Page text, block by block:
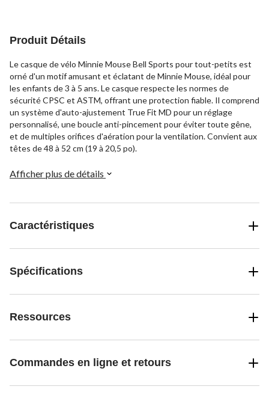
Produit Détails
Le casque de vélo Minnie Mouse Bell Sports pour tout-petits est
orné d'un motif amusant et éclatant de Minnie Mouse, idéal pour
les enfants de 3 à 5 ans. Le casque respecte les normes de
sécurité CPSC et ASTM, offrant une protection fiable. Il comprend
un système d'auto-ajustement True Fit MD pour un réglage
personnalisé, une boucle anti-pincement pour éviter toute gêne,
et de multiples orifices d'aération pour la ventilation. Convient aux
têtes de 48 à 52 cm (19 à 20,5 po).
Afficher plus de détails
Caractéristiques
Spécifications
Ressources
Commandes en ligne et retours